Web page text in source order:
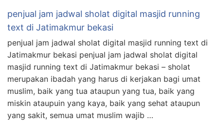
penjual jam jadwal sholat digital masjid running
text di Jatimakmur bekasi
penjual jam jadwal sholat digital masjid running text di
Jatimakmur bekasi penjual jam jadwal sholat digital
masjid running text di Jatimakmur bekasi – sholat
merupakan ibadah yang harus di kerjakan bagi umat
muslim, baik yang tua ataupun yang tua, baik yang
miskin ataupuin yang kaya, baik yang sehat ataupun
yang sakit, semua umat muslim wajib …